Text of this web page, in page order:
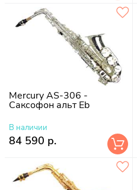
Mercury AS-306 -
Саксофон альт Eb
В наличии
84 590 р.